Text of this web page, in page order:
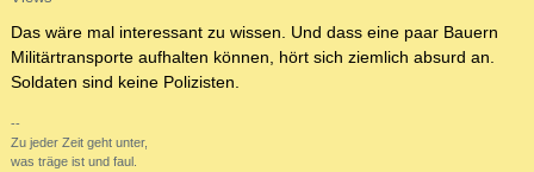
Das wäre mal interessant zu wissen. Und dass eine paar Bauern
Militärtransporte aufhalten können, hört sich ziemlich absurd an.
Soldaten sind keine Polizisten.
--
Zu jeder Zeit geht unter,
was träge ist und faul.